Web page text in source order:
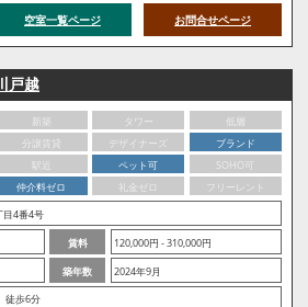
空室一覧ページ お問合せページ
戸越
新築 タワー
低層
分譲賃貸
デザイナーズ
ブランド
駅近
ペット可
SOHO可
仲介料ゼロ
礼金ゼロ
フリーレント
目4番4号
賃料
120,000円 - 310,000円
築年数
2024年9月
徒歩6分